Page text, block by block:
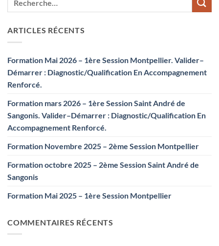
ARTICLES RÉCENTS
Formation Mai 2026 – 1ère Session Montpellier. Valider–
Démarrer : Diagnostic/Qualification En Accompagnement
Renforcé.
Formation mars 2026 – 1ère Session Saint André de
Sangonis. Valider–Démarrer : Diagnostic/Qualification En
Accompagnement Renforcé.
Formation Novembre 2025 – 2ème Session Montpellier
Formation octobre 2025 – 2ème Session Saint André de
Sangonis
Formation Mai 2025 – 1ère Session Montpellier
COMMENTAIRES RÉCENTS